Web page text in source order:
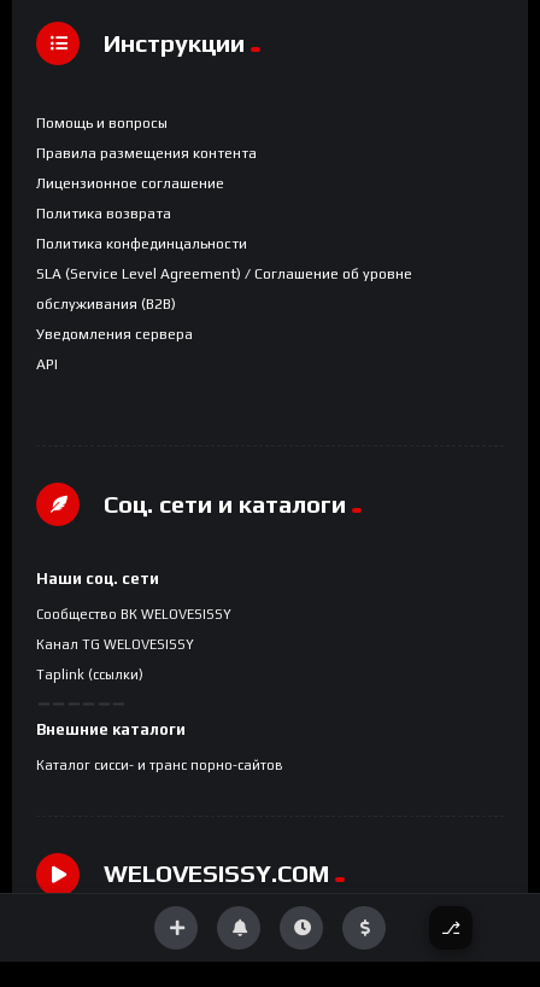
Инструкции
Помощь и вопросы
Правила размещения контента
Лицензионное соглашение
Политика возврата
Политика конфединцальности
SLA (Service Level Agreement) / Соглашение об уровне
обслуживания (B2B)
Уведомления сервера
API
Соц. сети и каталоги
Наши соц. сети
Сообщество ВК WELOVESISSY
Канал TG WELOVESISSY
Taplink (ссылки)
Внешние каталоги
Каталог сисси- и транс порно-сайтов
WELOVESISSY.COM
Sissy-тюб с рыночной системой: смотрите shemale-порно,
⎇